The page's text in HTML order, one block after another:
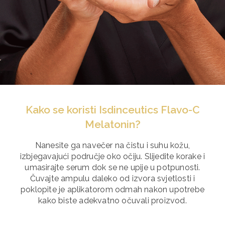
Kako se koristi Isdinceutics Flavo-C
Melatonin?
Nanesite ga navečer na čistu i suhu kožu,
izbjegavajući područje oko očiju. Slijedite korake i
umasirajte serum dok se ne upije u potpunosti.
Čuvajte ampulu daleko od izvora svjetlosti i
poklopite je aplikatorom odmah nakon upotrebe
kako biste adekvatno očuvali proizvod.